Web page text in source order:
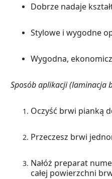
Dobrze nadaje
Stylowe i wygodne
Wygodna,
Sposób aplikacji (laminacja
Oczyść brwi pianką
Przeczesz brwi
Nałóż preparat
całej powierzchni